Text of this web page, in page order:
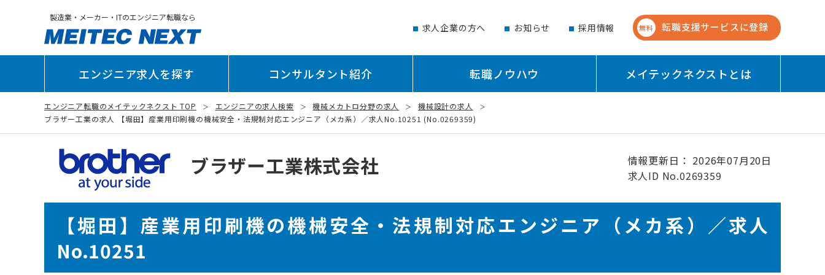
製造業・メーカー・ITのエンジニア転職なら
求人企業の方へ お知らせ 採用情報 無料 転職支援サービスに登録
エンジニア求人を探す コンサルタント紹介 転職ノウハウ メイテックネクストとは
エンジニア転職のメイテックネクスト TOP エンジニアの求人検索 機械メカトロ分野の求人
機械設計の求人
ブラザー工業の求人 【堀田】産業用印刷機の機械安全・法規制対応エンジニア（メカ系）／求人No.10251 (No.0269359)
ブラザー工業株式会社
情報更新日： 2026年07月20日
求人ID No.0269359
【堀田】産業用印刷機の機械安全・法規制対応エンジニア（メカ系）／求人
No.10251